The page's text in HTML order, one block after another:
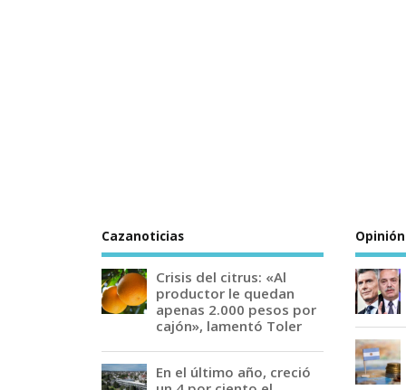
Cazanoticias
Crisis del citrus: «Al
productor le quedan
apenas 2.000 pesos por
cajón», lamentó Toler
En el último año, creció
Opinión